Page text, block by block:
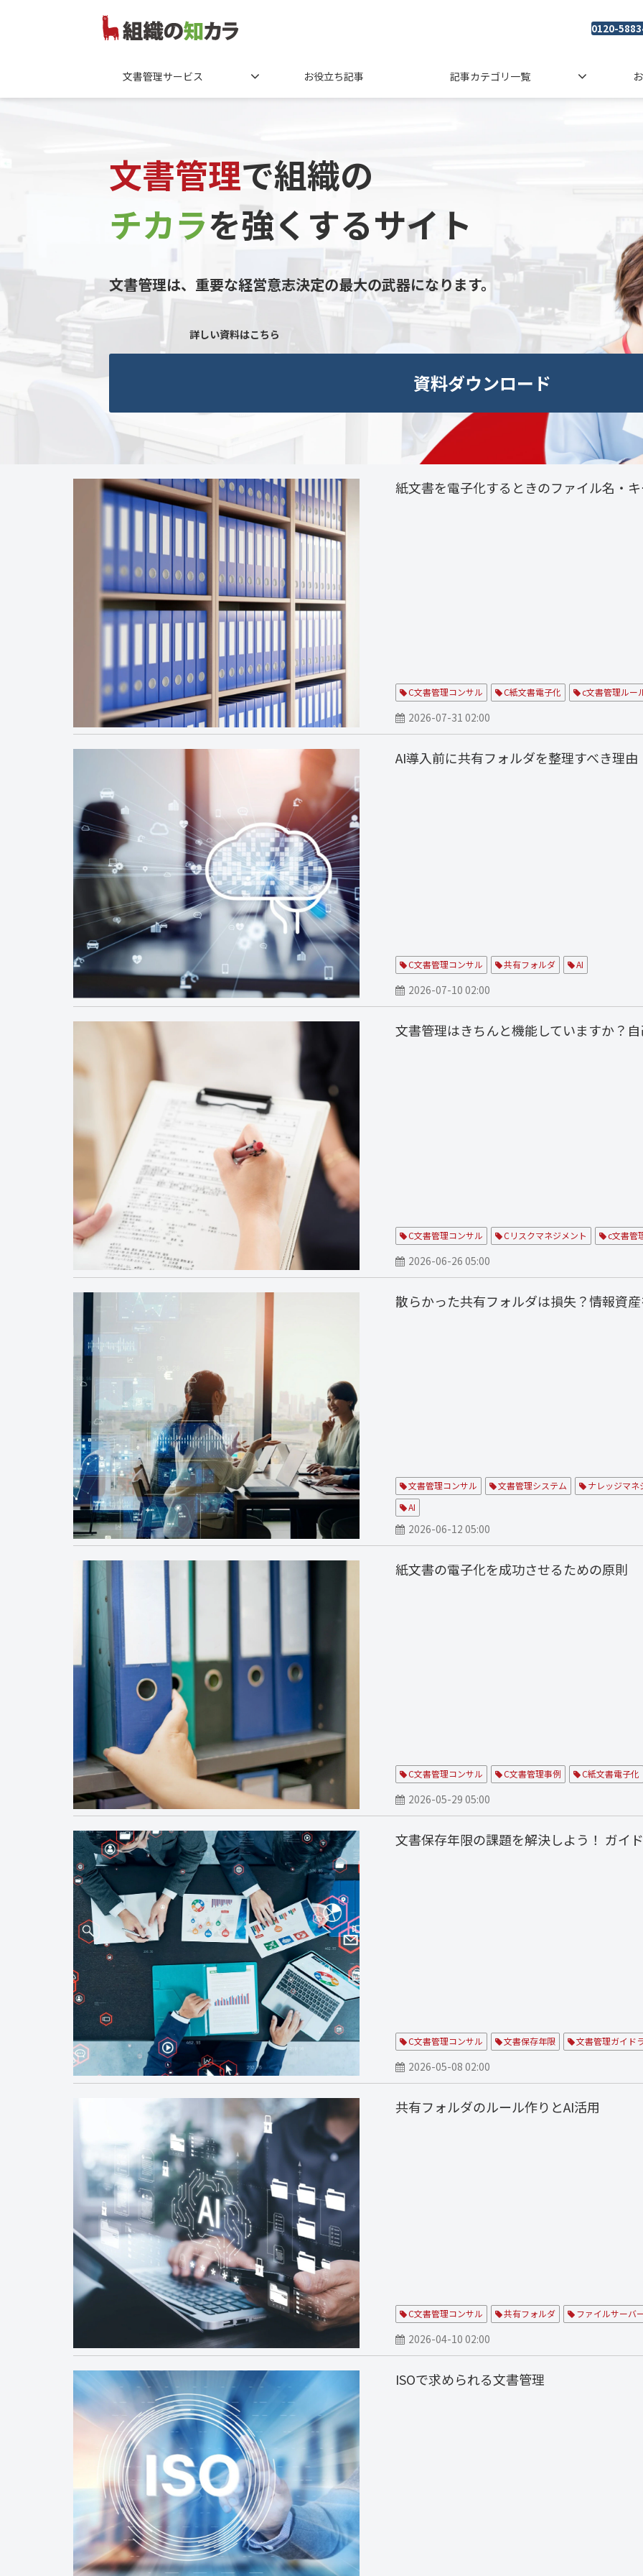
0120-
文書管理サービス お役立ち記事 記事カテゴリ一覧
文書管理で組織の
チカラを強くするサイト
文書管理は、重要な経営意志決定の最大の武器になります。
詳しい資料はこちら
資料ダウンロード
紙文書を電子化するときのファイル名・
C文書管理コンサル C紙文書電子化 c文書管理ルー
2026-07-31 02:00
AI導入前に共有フォルダを整理すべき理由
C文書管理コンサル 共有フォルダ AI
2026-07-10 02:00
文書管理はきちんと機能していますか？
C文書管理コンサル Cリスクマネジメント c文書管
2026-06-26 05:00
散らかった共有フォルダは損失？情報資
文書管理コンサル 文書管理システム
ナレッジマネ
AI
2026-06-12 05:00
紙文書の電子化を成功させるための原則
C文書管理コンサル C文書管理事例 C紙文書電子化
2026-05-29 05:00
文書保存年限の課題を解決しよう！ ガイ
C文書管理コンサル 文書保存年限 文書管理ガイド
2026-05-08 02:00
共有フォルダのルール作りとAI活用
C文書管理コンサル 共有フォルダ ファイルサーバ
2026-04-10 02:00
ISOで求められる文書管理